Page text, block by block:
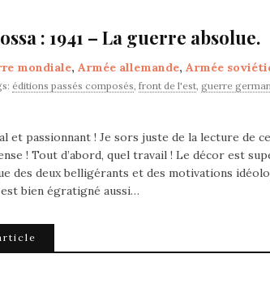
: 1941 – La guerre absolue.
mondiale, Armée allemande, Armée
éditions passés composés, front de l'est, guerre
et passionnant ! Je sors juste de la lecture de
! Tout d’abord, quel travail ! Le décor est
des deux belligérants et des motivations
bien égratigné aussi…